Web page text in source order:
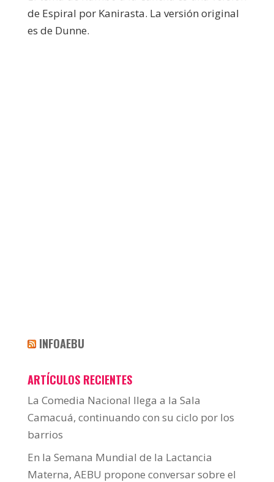
de Espiral por Kanirasta. La versión original
es de Dunne.
INFOAEBU
ARTÍCULOS RECIENTES
La Comedia Nacional llega a la Sala
Camacuá, continuando con su ciclo por los
barrios
En la Semana Mundial de la Lactancia
Materna, AEBU propone conversar sobre el